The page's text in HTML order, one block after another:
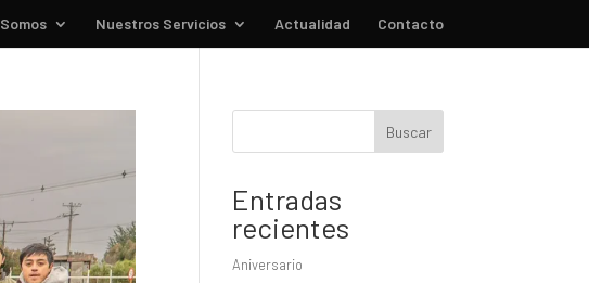
Somos Nuestros Servicios Actualidad Contacto
Buscar
Entradas
recientes
Aniversario